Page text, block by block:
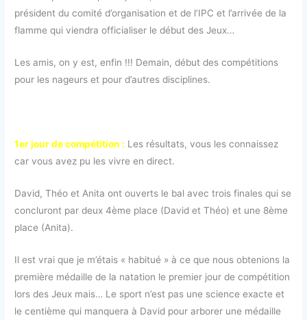
président du comité d’organisation et de l’IPC et l’arrivée de la
flamme qui viendra officialiser le début des Jeux…
Les amis, on y est, enfin !!! Demain, début des compétitions
pour les nageurs et pour d’autres disciplines.
1er jour de compétition : Les résultats, vous les connaissez
car vous avez pu les vivre en direct.
David, Théo et Anita ont ouverts le bal avec trois finales qui se
concluront par deux 4ème place (David et Théo) et une 8ème
place (Anita).
Il est vrai que je m’étais « habitué » à ce que nous obtenions la
première médaille de la natation le premier jour de compétition
lors des Jeux mais… Le sport n’est pas une science exacte et
le centième qui manquera à David pour arborer une médaille